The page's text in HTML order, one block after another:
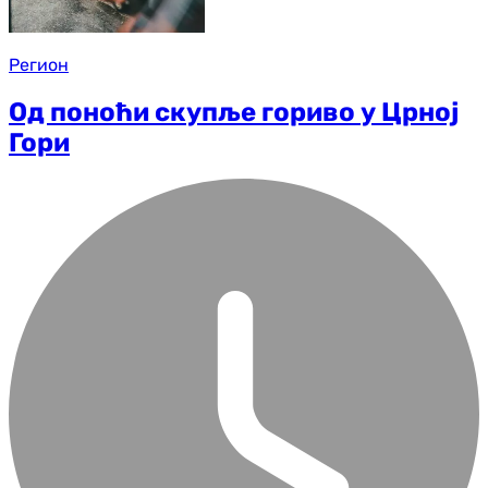
Регион
Од поноћи скупље гориво у Црној
Гори